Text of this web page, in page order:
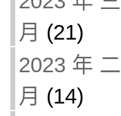
月 (21)
2023 年 二
月 (14)